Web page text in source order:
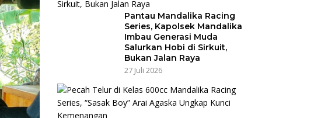
Pantau Mandalika Racing
Series, Kapolsek Mandalika
Imbau Generasi Muda
Salurkan Hobi di Sirkuit,
Bukan Jalan Raya
27 Juli 2026